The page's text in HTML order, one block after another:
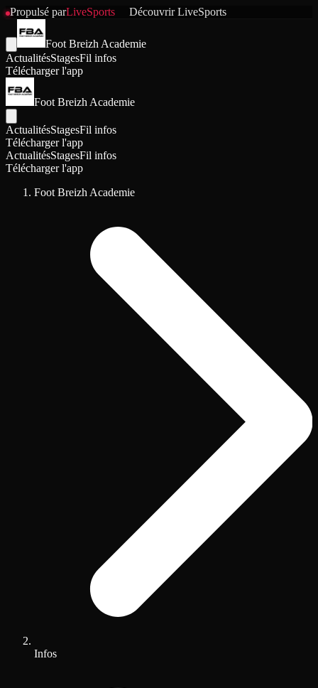
Propulsé parLiveSports DécouvrirLiveSports
Foot Breizh Academie
ActualitésStagesFil infos
Télécharger l'app
Foot Breizh Academie
ActualitésStagesFil infos
Télécharger l'app
ActualitésStagesFil infos
Télécharger l'app
Foot Breizh Academie
Infos